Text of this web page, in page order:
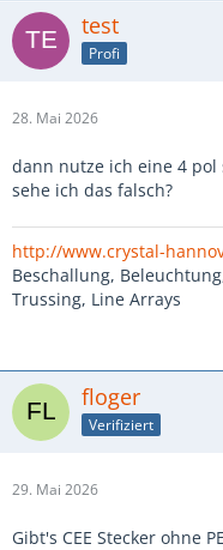
test
Profi
28. Mai 2026
dann nutze ich eine 4
sehe ich das falsch?
http://www.crystal-
Beschallung,
Trussing, Line Arrays
floger
Verifiziert
29. Mai 2026
Gibt's CEE Stecker ohne